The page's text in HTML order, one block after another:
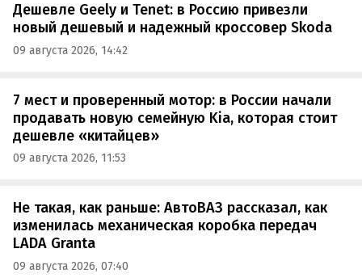
Дешевле Geely и Tenet: в Россию привезли
новый дешевый и надежный кроссовер Skoda
09 августа 2026, 14:42
7 мест и проверенный мотор: в России начали
продавать новую семейную Kia, которая стоит
дешевле «китайцев»
09 августа 2026, 11:53
Не такая, как раньше: АвтоВАЗ рассказал, как
изменилась механическая коробка передач
LADA Granta
09 августа 2026, 07:40